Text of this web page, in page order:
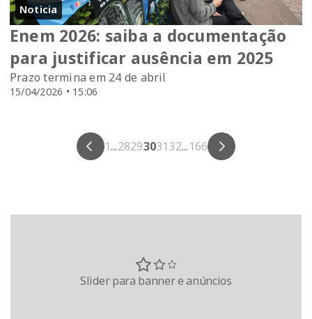
Noticia
15/04/2026 • 15:06
Enem 2026: saiba a documentação
para justificar ausência em 2025
Prazo termina em 24 de abril
1...2829303132...166
Slider para banner e anúncios